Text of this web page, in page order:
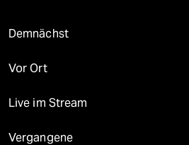
Demnächst
Vor Ort
Live im Stream
Vergangene